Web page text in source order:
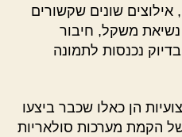
שונים שקשורים
נשיאת משקל, חיבור
נכנסות לתמונה
הן כאלו שכבר ביצעו
הקמת מערכות סולאריות